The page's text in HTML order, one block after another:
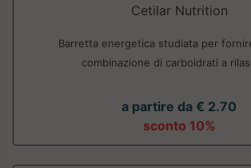
Cetilar Nutrition
Barretta energetica studiata per
combinazione di carboidrati a
a partire da € 2.70
sconto 10%